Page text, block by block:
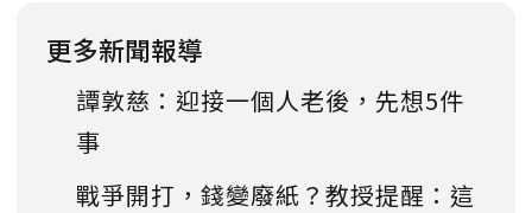
更多新聞報導
譚敦慈：迎接一個人老後，先想5件
事
戰爭開打，錢變廢紙？教授提醒：這